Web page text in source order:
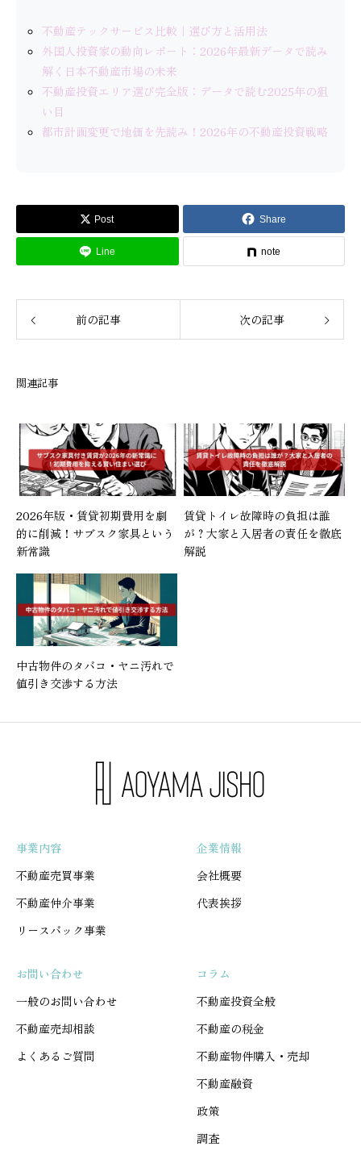
不動産テックサービス比較｜選び方と活用法
外国人投資家の動向レポート：2026年最新データで読み
解く日本不動産市場の未来
不動産投資エリア選び完全版：データで読む2025年の狙
い目
都市計画変更で地価を先読み！2026年の不動産投資戦略
Post Share
Line note
前の記事 次の記事
関連記事
2026年版・賃貸初期費用を劇
的に削減！サブスク家具という
新常識
賃貸トイレ故障時の負担は誰
が？大家と入居者の責任を徹底
解説
中古物件のタバコ・ヤニ汚れで
値引き交渉する方法
事業内容
不動産売買事業
不動産仲介事業
リースバック事業
企業情報
会社概要
代表挨拶
お問い合わせ
一般のお問い合わせ
不動産売却相談
よくあるご質問
コラム
不動産投資全般
不動産の税金
不動産物件購入・売却
不動産融資
政策
調査